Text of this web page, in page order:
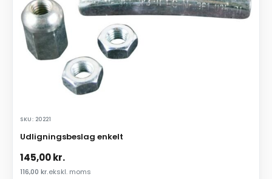
SKU: 20221
Udligningsbeslag enkelt
145,00kr.
116,00 kr.ekskl. moms